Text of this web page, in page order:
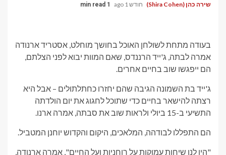
שירה כהן (Shira Cohen) חודש 1 ago 1 min read
בעודה מתחת לשולחן האוכל בחושך מוחלט, אסטריד ארנודה
אמרה לבתה, ג'ייד הרננדס, שאם המוות יבוא לפני הצלתם,
הם ייפגשו שוב בחיים אחרים.
ג'ייד בת השמונה הגיבה שהם יחזרו כחתלתולים – אבל היא
רצתה להישאר בחיים כדי שתוכל לחגוג את יום הולדתה
התשיעי ב-15 ביולי ולראות שוב את סבתה, אמרה ארנו.
הם התפללו לבודהה, המלאכים, היקום והקדוש יוחנן המטביל.
"היו לנו שיחות עמוקות על רוחניות ועל החיים", אמרה ארנודה,